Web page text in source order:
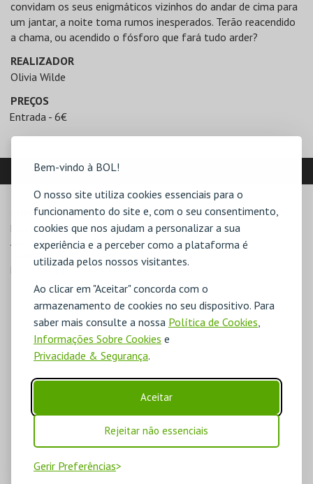
Bem-vindo à BOL!
O nosso site utiliza cookies essenciais para o
funcionamento do site e, com o seu consentimento,
cookies que nos ajudam a personalizar a sua
experiência e a perceber como a plataforma é
utilizada pelos nossos visitantes.
Ao clicar em "Aceitar" concorda com o
armazenamento de cookies no seu dispositivo. Para
saber mais consulte a nossa Política de Cookies,
Informações Sobre Cookies e
Privacidade & Segurança.
Aceitar
Rejeitar não essenciais
Gerir Preferências
convidam os seus enigmáticos vizinhos do andar de cima para
um jantar, a noite toma rumos inesperados. Terão reacendido
a chama, ou acendido o fósforo que fará tudo arder?
REALIZADOR
Olivia Wilde
PREÇOS
Entrada - 6€
LOCALIZAÇÃO
MORADA
Estúdio 2, Centro Comercial Avenida r/c
Av. Sá da Bandeira, 33
3000-351 Coimbra
Direcções para Casa do Cinema de Coimbra